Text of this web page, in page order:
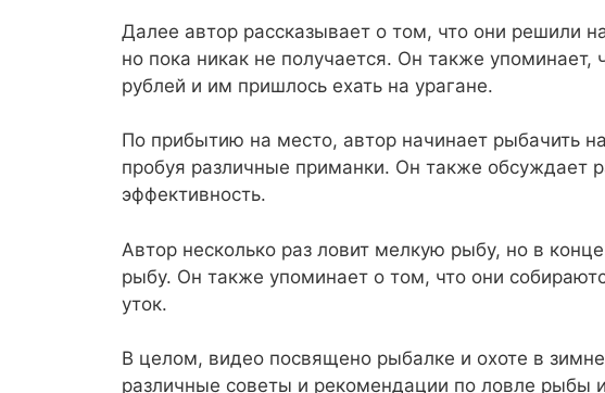
Далее автор рассказывает о том, что они решили
но пока никак не получается. Он также
рублей и им пришлось ехать на урагане.
По прибытию на место, автор начинает рыбачить
пробуя различные приманки. Он также обсуждает
эффективность.
Автор несколько раз ловит мелкую рыбу, но в
рыбу. Он также упоминает о том, что они
уток.
В целом, видео посвящено рыбалке и охоте в
различные советы и рекомендации по ловле рыбы